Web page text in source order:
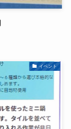
イベント